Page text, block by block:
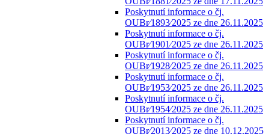
Poskytnutí informace o čj.
OUBr⁄1893⁄2025 ze dne 26.11.2025
Poskytnutí informace o čj.
OUBr⁄1901⁄2025 ze dne 26.11.2025
Poskytnutí informace o čj.
OUBr⁄1928⁄2025 ze dne 26.11.2025
Poskytnutí informace o čj.
OUBr⁄1953⁄2025 ze dne 26.11.2025
Poskytnutí informace o čj.
OUBr⁄1954⁄2025 ze dne 26.11.2025
Poskytnutí informace o čj.
OUBr⁄2013⁄2025 ze dne 10.12.2025